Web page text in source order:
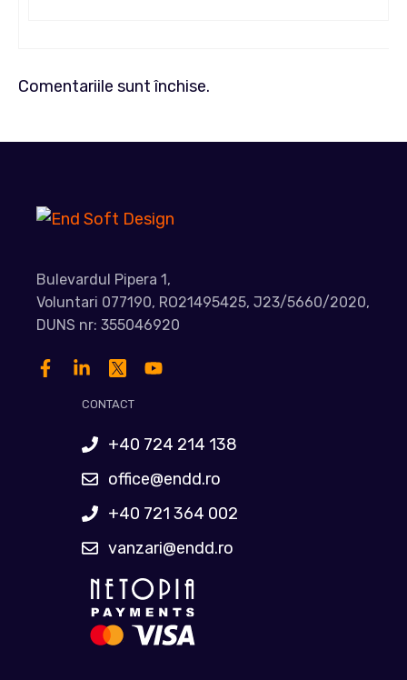
Comentariile sunt închise.
Bulevardul Pipera 1,
Voluntari 077190, RO21495425, J23/5660/2020,
DUNS nr: 355046920
CONTACT
+40 724 214 138
office@endd.ro
+40 721 364 002
vanzari@endd.ro